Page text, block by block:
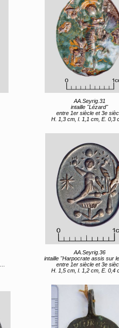
AA.Seyrig.31
intaille "Lézard"
entre 1er siècle et 3e
H. 1,3 cm, l. 1,1 cm, E. 0,3
AA.Seyrig.36
intaille "Harpocrate assis sur
entre 1er siècle et 3e
H. 1,5 cm, l. 1,2 cm, E. 0,4